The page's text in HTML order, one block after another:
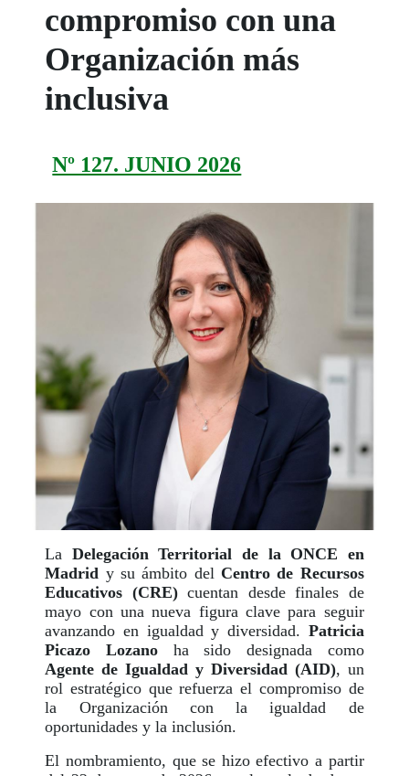
compromiso con una
Organización más
inclusiva
Nº 127. JUNIO 2026
La Delegación Territorial de la ONCE en
Madrid y su ámbito del Centro de Recursos
Educativos (CRE)cuentan desde finales de
mayo con una nueva figura clave para seguir
avanzando en igualdad y diversidad. Patricia
Picazo Lozano ha sido designada como
Agente de Igualdad y Diversidad (AID), un
rol estratégico que refuerza el compromiso de
la Organización con la igualdad de
oportunidades y la inclusión.
El nombramiento, que se hizo efectivo a partir